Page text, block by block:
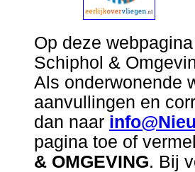
Op deze
Schiphol &
Als onderwonende
aanvullingen en
dan naar
pagina toe of
& OMGEVING. Bij